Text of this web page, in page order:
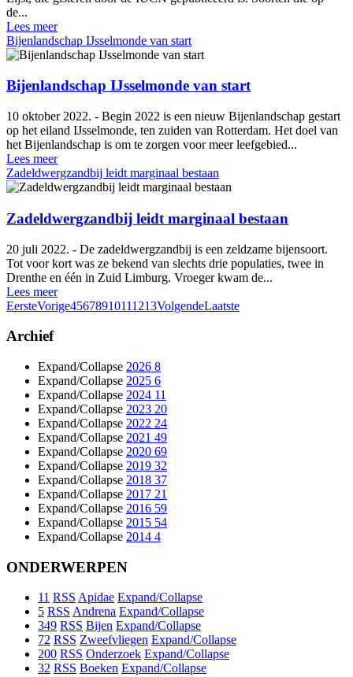
de...
Lees meer
Bijenlandschap IJsselmonde van start
Bijenlandschap IJsselmonde van start
10 oktober 2022. - Begin 2022 is een nieuw Bijenlandschap gestart
op het eiland IJsselmonde, ten zuiden van Rotterdam. Het doel van
het Bijenlandschap is om te zorgen voor meer leefgebied...
Lees meer
Zadeldwergzandbij leidt marginaal bestaan
Zadeldwergzandbij leidt marginaal bestaan
20 juli 2022. - De zadeldwergzandbij is een zeldzame bijensoort.
Tot voor kort was ze bekend van slechts drie populaties, twee in
Drenthe en één in Zuid Limburg. Vroeger kwam de...
Lees meer
EersteVorige45678910111213VolgendeLaatste
Archief
Expand/Collapse 2026 8
Expand/Collapse 2025 6
Expand/Collapse 2024 11
Expand/Collapse 2023 20
Expand/Collapse 2022 24
Expand/Collapse 2021 49
Expand/Collapse 2020 69
Expand/Collapse 2019 32
Expand/Collapse 2018 37
Expand/Collapse 2017 21
Expand/Collapse 2016 59
Expand/Collapse 2015 54
Expand/Collapse 2014 4
ONDERWERPEN
11 RSS Apidae Expand/Collapse
5 RSS Andrena Expand/Collapse
349 RSS Bijen Expand/Collapse
72 RSS Zweefvliegen Expand/Collapse
200 RSS Onderzoek Expand/Collapse
32 RSS Boeken Expand/Collapse